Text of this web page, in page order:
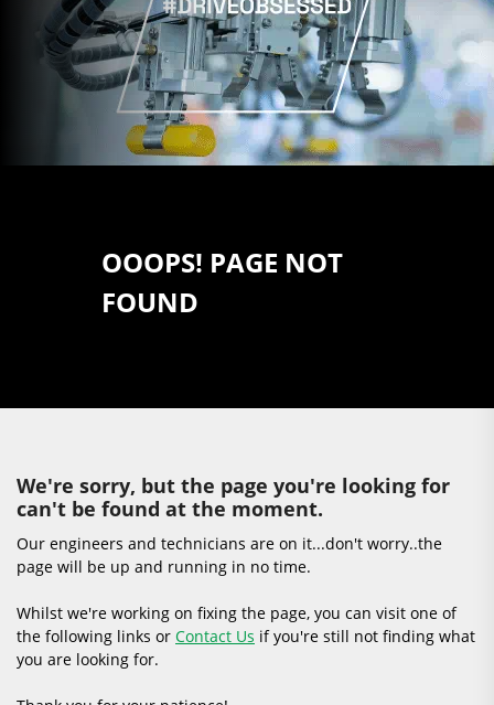
OOOPS! PAGE NOT
FOUND
We're sorry, but the page you're looking for
can't be found at the moment.
Our engineers and technicians are on it...don't worry..the
page will be up and running in no time.
Whilst we're working on fixing the page, you can visit one of
the following links or Contact Us if you're still not finding what
you are looking for.